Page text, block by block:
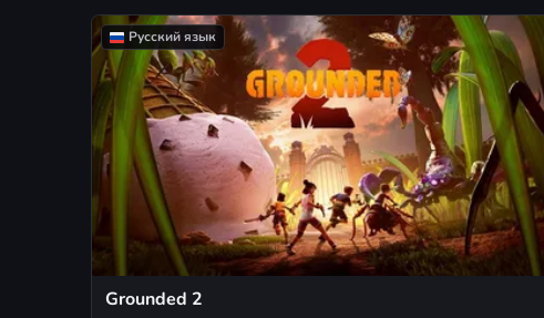
Русский язык
Grounded 2